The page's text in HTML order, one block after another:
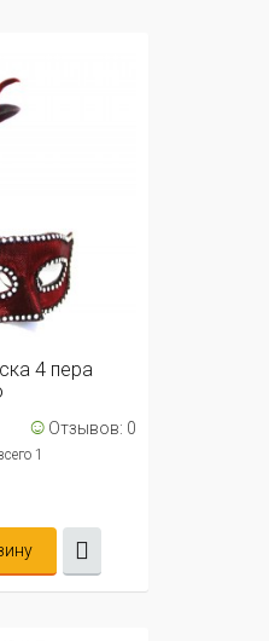
4 пера
☺ Отзывов: 0
1